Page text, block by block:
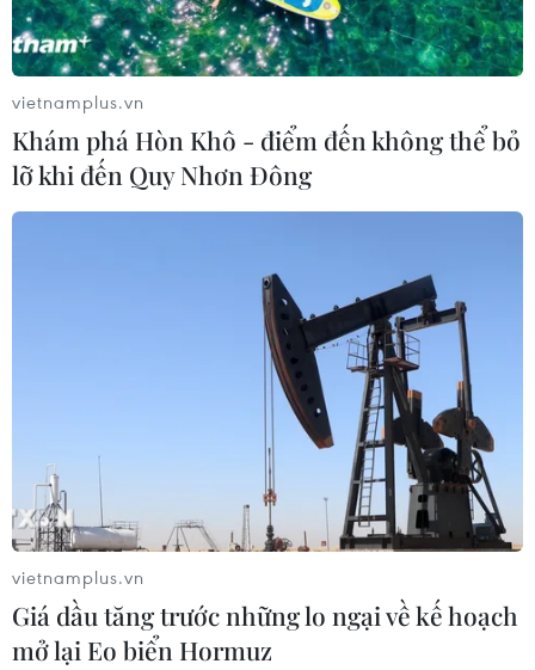
vietnamplus.vn
Khám phá Hòn Khô - điểm đến không thể bỏ
lỡ khi đến Quy Nhơn Đông
vietnamplus.vn
Giá dầu tăng trước những lo ngại về kế hoạch
mở lại Eo biển Hormuz